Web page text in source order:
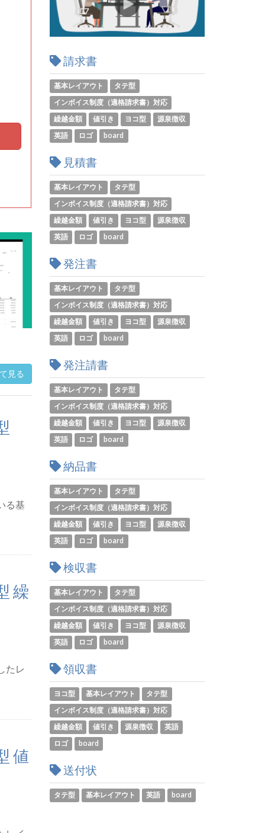
見る
る基
繰
たレ
値
請求書
基本レイアウト
タテ型
インボイス制度（適格請求書）対応
繰越金額
値引き ヨコ型
源泉徴収
英語
ロゴ board
見積書
基本レイアウト
タテ型
インボイス制度（適格請求書）対応
繰越金額
値引き ヨコ型
源泉徴収
英語
ロゴ board
発注書
基本レイアウト
タテ型
インボイス制度（適格請求書）対応
繰越金額
値引き ヨコ型
源泉徴収
英語
ロゴ board
発注請書
基本レイアウト
タテ型
インボイス制度（適格請求書）対応
繰越金額
値引き ヨコ型
源泉徴収
英語
ロゴ board
納品書
基本レイアウト
タテ型
インボイス制度（適格請求書）対応
繰越金額
値引き ヨコ型
源泉徴収
英語
ロゴ board
検収書
基本レイアウト
タテ型
インボイス制度（適格請求書）対応
繰越金額
値引き ヨコ型
源泉徴収
英語
ロゴ board
領収書
ヨコ型 基本レイアウト
タテ型
インボイス制度（適格請求書）対応
繰越金額
値引き 源泉徴収
英語
ロゴ
board
送付状
タテ型 基本レイアウト 英語 board